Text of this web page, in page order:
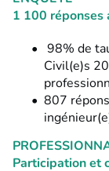
1 100 réponses
98% de
Civil(e)s
807
Participation et